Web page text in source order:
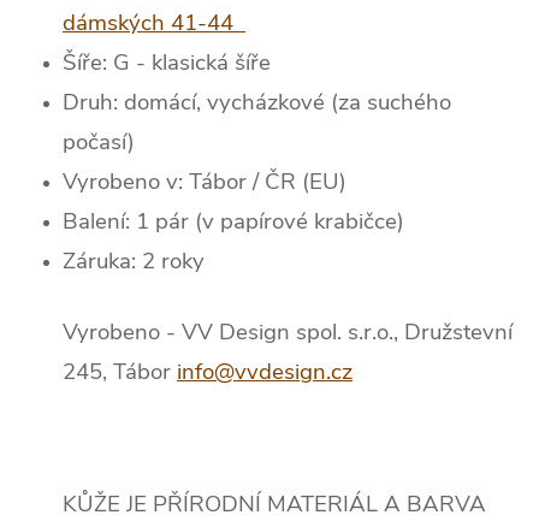
dámských 41-44
Šíře: G - klasická šíře
Druh: domácí, vycházkové (za suchého
počasí)
Vyrobeno v: Tábor / ČR (EU)
Balení: 1 pár (v papírové krabičce)
Záruka: 2 roky
Vyrobeno - VV Design spol. s.r.o., Družstevní
245, Tábor info@vvdesign.cz
KŮŽE JE PŘÍRODNÍ MATERIÁL A BARVA